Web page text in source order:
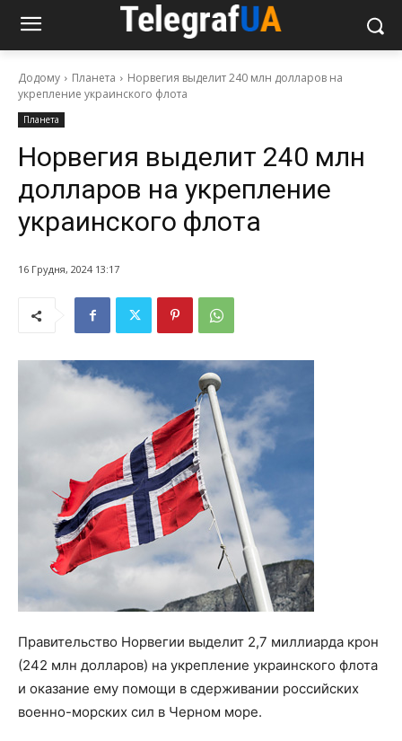
Додому Планета
Норвегия выделит 240 млн долларов на
укрепление украинского флота
Планета
Норвегия выделит 240 млн
долларов на укрепление
украинского флота
16 Грудня, 2024 13:17
Правительство Норвегии выделит 2,7 миллиарда крон
(242 млн долларов) на укрепление украинского флота
и оказание ему помощи в сдерживании российских
военно-морских сил в Черном море.